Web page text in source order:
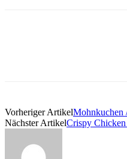
Vorheriger ArtikelMohnkuchen
Nächster ArtikelCrispy